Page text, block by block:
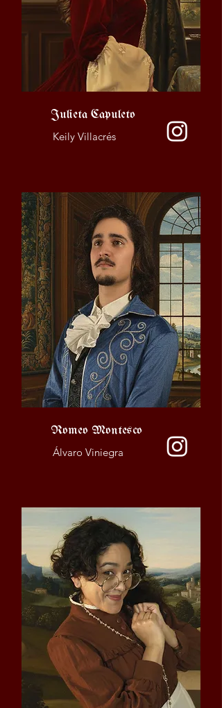
Julieta Capuleto
Keily Villacrés
Romeo Montesco
Álvaro Viniegra